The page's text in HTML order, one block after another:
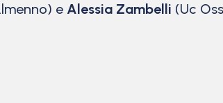
e Alessia Zambelli (Uc